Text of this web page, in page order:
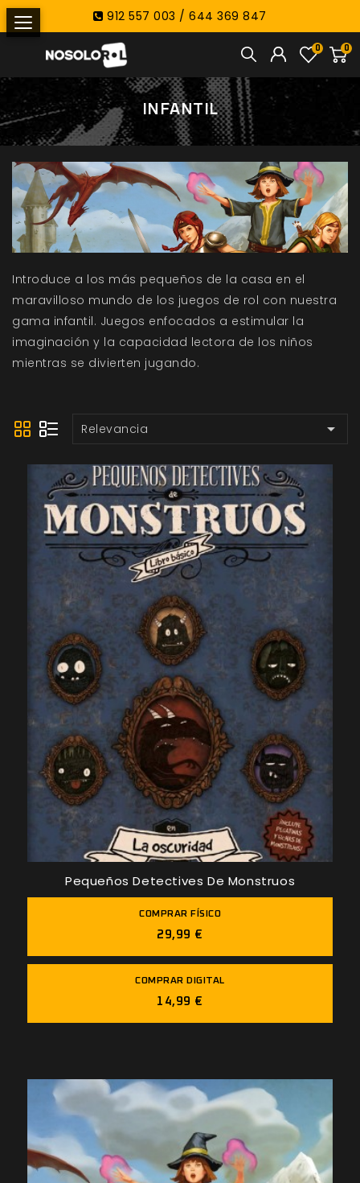
912 557 003 / 644 369 847
0
0
INFANTIL
Introduce a los más pequeños de la casa en el
maravilloso mundo de los juegos de rol con nuestra
gama infantil. Juegos enfocados a estimular la
imaginación y la capacidad lectora de los niños
mientras se divierten jugando.
Relevancia 
Pequeños Detectives De Monstruos
COMPRAR FÍSICO
29,99 €
COMPRAR DIGITAL
14,99 €